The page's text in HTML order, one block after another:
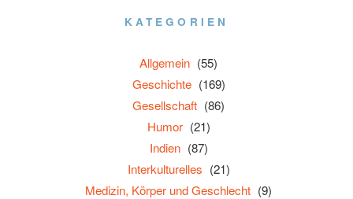
KATEGORIEN
Allgemein (55)
Geschichte (169)
Gesellschaft (86)
Humor (21)
Indien (87)
Interkulturelles (21)
Medizin, Körper und Geschlecht (9)